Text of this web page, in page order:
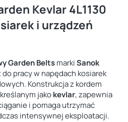
Kevlar 4L1130
i urządzeń
Garden BeltsmarkiSanok
pracy w napędach kosiarek
Konstrukcja z kordem
jakokevlar, zapewnia
i pomaga utrzymać
intensywnej eksploatacji.